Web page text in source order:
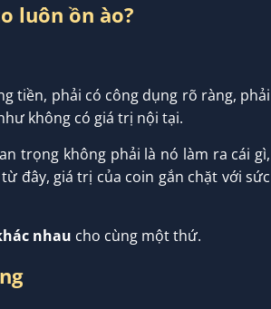
luôn ồn ào?
tiền, phải có công dụng rõ ràng, phải
không có giá trị nội tại.
trọng không phải là nó làm ra cái gì,
đây, giá trị của coin gắn chặt với sức
nhau cho cùng một thứ.